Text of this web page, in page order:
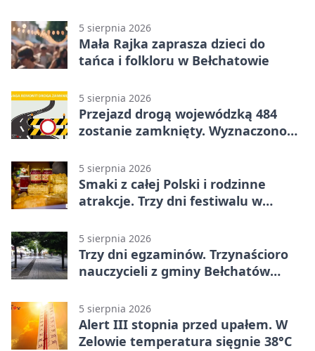
5 sierpnia 2026
Mała Rajka zaprasza dzieci do
tańca i folkloru w Bełchatowie
5 sierpnia 2026
Przejazd drogą wojewódzką 484
zostanie zamknięty. Wyznaczono
5 sierpnia 2026
Smaki z całej Polski i rodzinne
atrakcje. Trzy dni festiwalu w
5 sierpnia 2026
Trzy dni egzaminów. Trzynaścioro
nauczycieli z gminy Bełchatów
5 sierpnia 2026
Alert III stopnia przed upałem. W
Zelowie temperatura sięgnie 38°C